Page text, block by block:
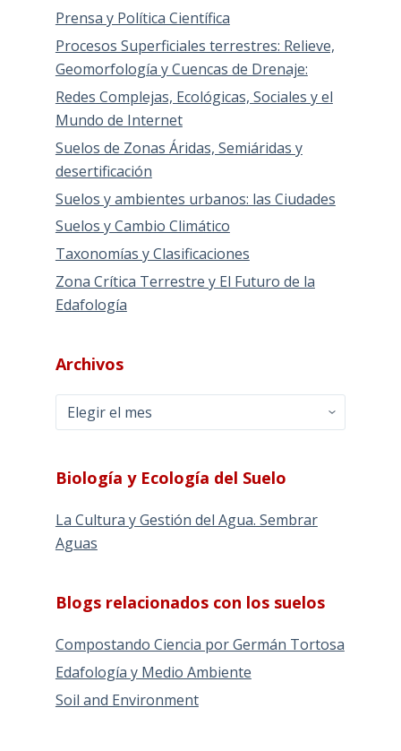
Prensa y Política Científica
Procesos Superficiales terrestres: Relieve,
Geomorfología y Cuencas de Drenaje:
Redes Complejas, Ecológicas, Sociales y el
Mundo de Internet
Suelos de Zonas Áridas, Semiáridas y
desertificación
Suelos y ambientes urbanos: las Ciudades
Suelos y Cambio Climático
Taxonomías y Clasificaciones
Zona Crítica Terrestre y El Futuro de la
Edafología
Archivos
Archivos
Biología y Ecología del Suelo
La Cultura y Gestión del Agua. Sembrar
Aguas
Blogs relacionados con los suelos
Compostando Ciencia por Germán Tortosa
Edafología y Medio Ambiente
Soil and Environment